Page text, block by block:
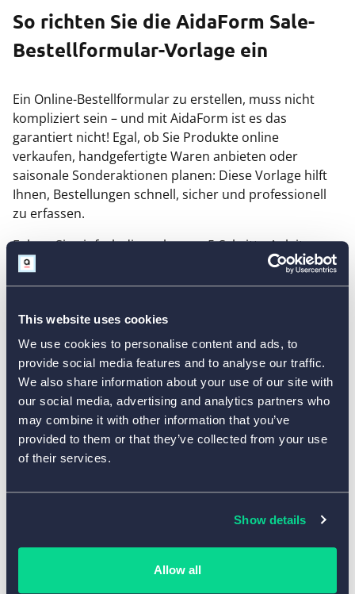
This website uses cookies
We use cookies to personalise content and ads, to
provide social media features and to analyse our traffic.
We also share information about your use of our site with
our social media, advertising and analytics partners who
may combine it with other information that you’ve
provided to them or that they’ve collected from your use
of their services.
Show details
Allow all
So richten Sie die AidaForm Sale-
Bestellformular-Vorlage ein
Ein Online-Bestellformular zu erstellen, muss nicht
kompliziert sein – und mit AidaForm ist es das
garantiert nicht! Egal, ob Sie Produkte online
verkaufen, handgefertigte Waren anbieten oder
saisonale Sonderaktionen planen: Diese Vorlage hilft
Ihnen, Bestellungen schnell, sicher und professionell
zu erfassen.
Folgen Sie einfach dieser kurzen 5-Schritte-Anleitung,
um Ihre zeitlich begrenzte Verkaufsaktion im
Handumdrehen einzurichten.
1
Vorlage zu Ihrem Konto hinzufügen
Klicken Sie aufVorlage verwendenund
melden Sie sich in Ihrem AidaForm-Konto an.
Wenn Sie noch keines haben, ist die
Registrierung in weniger als einer Minute
erledigt. Nach dem Login öffnet sich das
Formular automatisch im Bereich
Formularfelder für Ihre Produkte anpassen
Passen Sie die Vorlage an Ihr Sortiment an.
Fügen Sie Produktnamen, Größen, Farben